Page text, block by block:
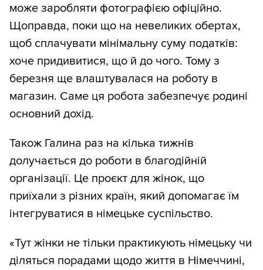
може заробляти фотографією офіційно.
Щоправда, поки що на невеликих обертах,
щоб сплачувати мінімальну суму податків:
хоче придивитися, що й до чого. Тому з
березня ще влаштувалася на роботу в
магазин. Саме ця робота забезпечує родині
основний дохід.
Також Галина раз на кілька тижнів
долучається до роботи в благодійній
організації. Це проєкт для жінок, що
приїхали з різних країн, який допомагає їм
інтегруватися в німецьке суспільство.
«Тут жінки не тільки практикують німецьку чи
діляться порадами щодо життя в Німеччині,